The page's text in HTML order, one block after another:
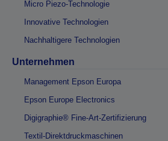
Micro Piezo-Technologie
Innovative Technologien
Nachhaltigere Technologien
Unternehmen
Management Epson Europa
Epson Europe Electronics
Digigraphie® Fine-Art-Zertifizierung
Textil-Direktdruckmaschinen